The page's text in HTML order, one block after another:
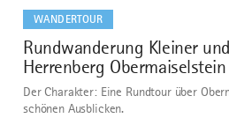
WANDERTOUR
3
Rundwanderung Kleiner
Herrenberg Obermaiselstein
Der Charakter: Eine Rundtour über
schönen Ausblicken.
dazu